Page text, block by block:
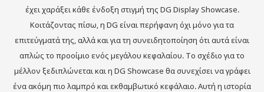
έχει χαράξει κάθε ένδοξη στιγμή της DG Display Showcase.
Κοιτάζοντας πίσω, η DG είναι περήφανη όχι μόνο για τα
επιτεύγματά της, αλλά και για τη συνειδητοποίηση ότι αυτά είναι
απλώς το προοίμιο ενός μεγάλου κεφαλαίου. Το σχέδιο για το
μέλλον ξεδιπλώνεται και η DG Showcase θα συνεχίσει να γράφει
ένα ακόμη πιο λαμπρό και εκθαμβωτικό κεφάλαιο. Αυτή η ιστορία